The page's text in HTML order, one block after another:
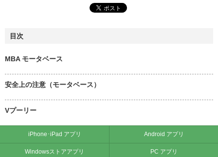
目次
MBA モータベース
安全上の注意（モータベース）
Vプーリー
iPhone･iPad アプリ Android アプリ
Windowsストアアプリ PC アプリ